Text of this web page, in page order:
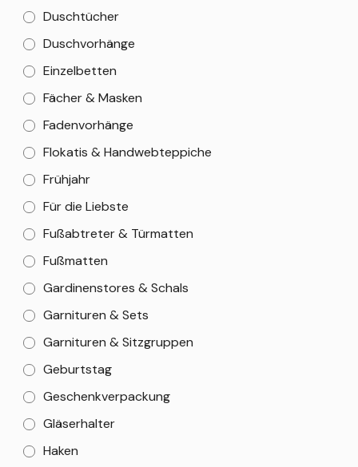
Duschtücher
Duschvorhänge
Einzelbetten
Fächer & Masken
Fadenvorhänge
Flokatis & Handwebteppiche
Frühjahr
Für die Liebste
Fußabtreter & Türmatten
Fußmatten
Gardinenstores & Schals
Garnituren & Sets
Garnituren & Sitzgruppen
Geburtstag
Geschenkverpackung
Gläserhalter
Haken